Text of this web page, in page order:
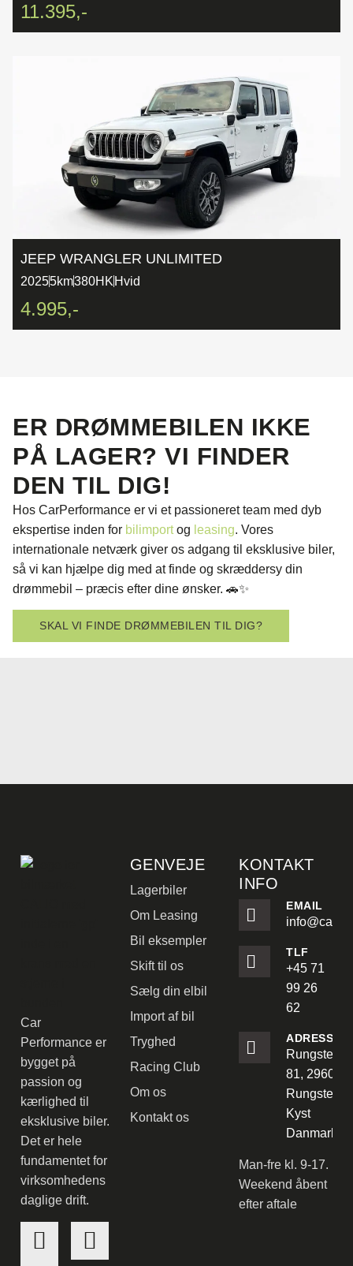
11.395,-
JEEP WRANGLER UNLIMITED
20255km380HK Hvid
4.995,-
ER DRØMMEBILEN IKKE
PÅ LAGER? VI FINDER
DEN TIL DIG!
Hos CarPerformance er vi et passioneret team med dyb
ekspertise inden for bilimportog leasing. Vores
internationale netværk giver os adgang til eksklusive biler,
så vi kan hjælpe dig med at finde og skræddersy din
drømmebil – præcis efter dine ønsker. 🚗✨
SKAL VI FINDE DRØMMEBILEN TIL DIG?
Car
Performance er
bygget på
passion og
kærlighed til
eksklusive biler.
Det er hele
fundamentet for
virksomhedens
daglige drift.
GENVEJE
Lagerbiler
Om Leasing
Bil eksempler
Skift til os
Sælg din elbil
Import af bil
Tryghed
Racing Club
Om os
Kontakt os
KONTAKT
INFO
EMAIL
TLF
+45 71
99 26
62
ADRESSE
81, 2960
Rungsted
Kyst
Danmark
Man-fre kl. 9-17.
Weekend åbent
efter aftale